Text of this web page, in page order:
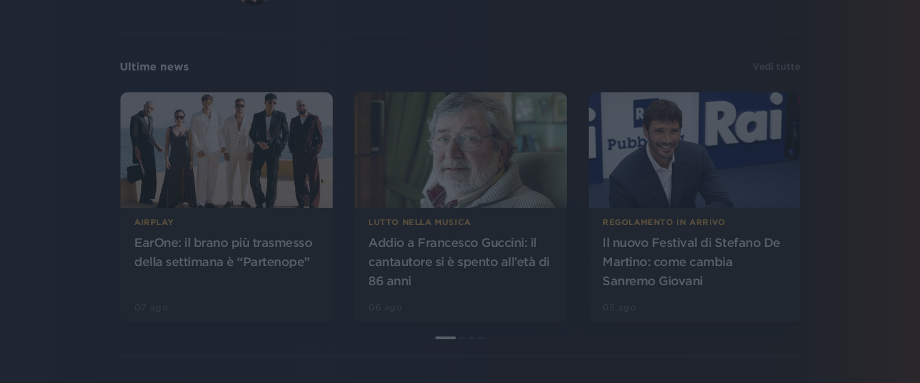
Ultime news Vedi tutte
AIRPLAY
EarOne: il brano più trasmesso
della settimana è “Partenope”
LUTTO NELLA MUSICA
Addio a Francesco Guccini: il
cantautore si è spento all’età di
86 anni
REGOLAMENTO IN ARRIVO
Il nuovo Festival di Stefano De
Martino: come cambia
Sanremo Giovani